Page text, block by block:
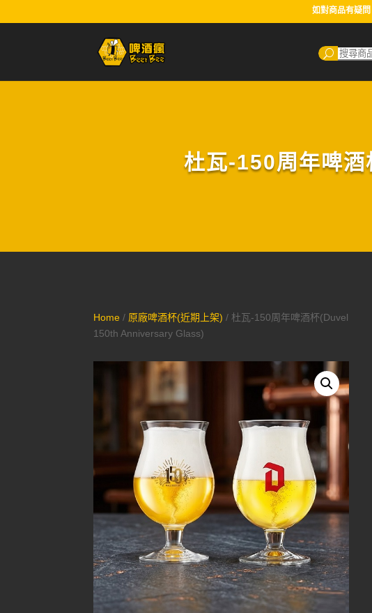
如對商品有疑
杜瓦-150周年啤
Home / 原廠啤酒杯(近期上架) / 杜瓦-150周年啤酒杯(Duvel
150th Anniversary Glass)